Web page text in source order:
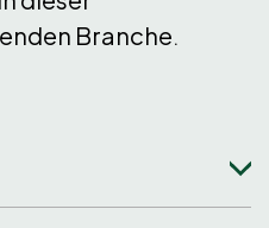
Branche.